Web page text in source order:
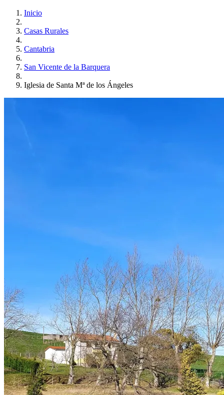
Inicio
Casas Rurales
Cantabria
San Vicente de la Barquera
Iglesia de Santa Mª de los Ángeles